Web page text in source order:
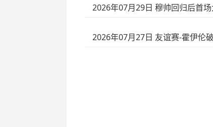
2026年07月29日 穆帅回归后首
2026年07月27日 友谊赛-霍伊伦